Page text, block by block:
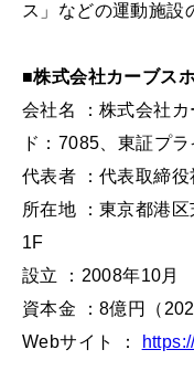
ス」などの運動施設
■株式会社カーブス
会社名 ：株式会社
ド：7085、東証プラ
代表者 ：代表取締
所在地 ：東京都港
1F
設立 ：2008年10月
資本金 ：8億円（
Webサイト ：